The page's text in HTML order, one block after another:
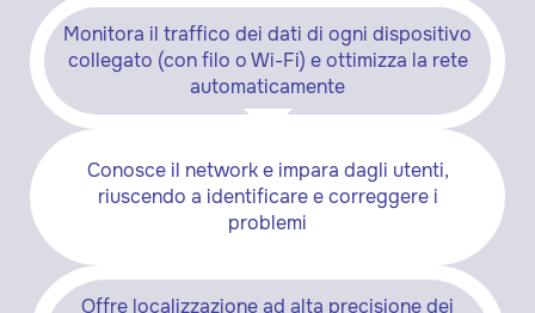
Monitora il traffico dei dati di ogni dispositivo
collegato (con filo o Wi-Fi) e ottimizza la rete
automaticamente
Conosce il network e impara dagli utenti,
riuscendo a identificare e correggere i
problemi
Offre localizzazione ad alta precisione dei